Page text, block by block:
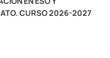
CURSO 2026-2027